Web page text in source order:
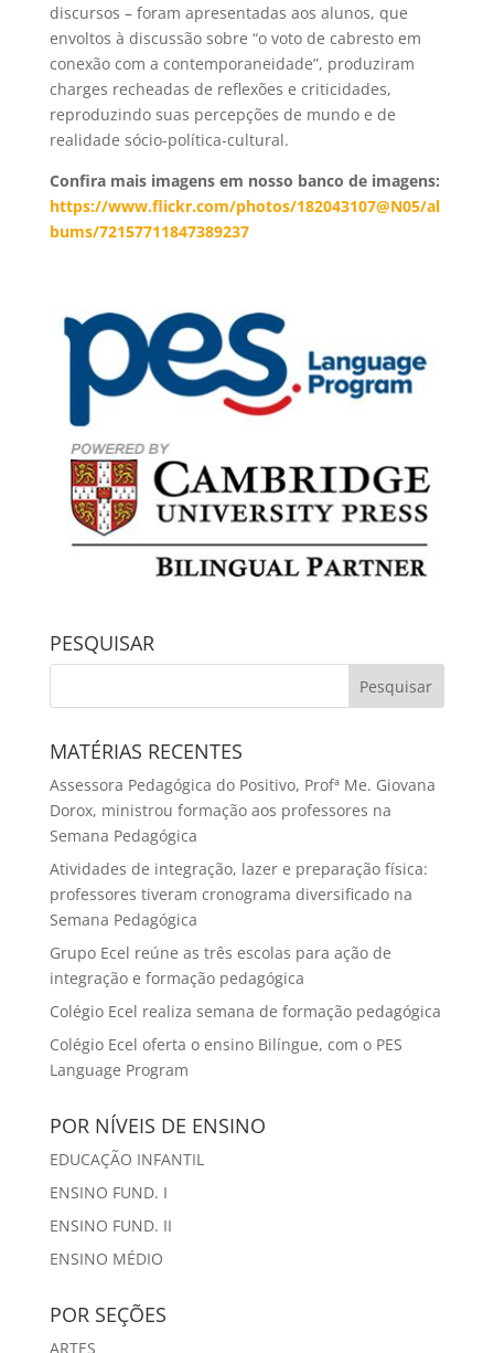
discursos – foram apresentadas aos alunos, que
envoltos à discussão sobre “o voto de cabresto em
conexão com a contemporaneidade”, produziram
charges recheadas de reflexões e criticidades,
reproduzindo suas percepções de mundo e de
realidade sócio-política-cultural.
Confira mais imagens em nosso banco de imagens:
https://www.flickr.com/photos/182043107@N05/al
bums/72157711847389237
PESQUISAR
MATÉRIAS RECENTES
Assessora Pedagógica do Positivo, Profª Me. Giovana
Dorox, ministrou formação aos professores na
Semana Pedagógica
Atividades de integração, lazer e preparação física:
professores tiveram cronograma diversificado na
Semana Pedagógica
Grupo Ecel reúne as três escolas para ação de
integração e formação pedagógica
Colégio Ecel realiza semana de formação pedagógica
Colégio Ecel oferta o ensino Bilíngue, com o PES
Language Program
POR NÍVEIS DE ENSINO
EDUCAÇÃO INFANTIL
ENSINO FUND. I
ENSINO FUND. II
ENSINO MÉDIO
POR SEÇÕES
ARTES